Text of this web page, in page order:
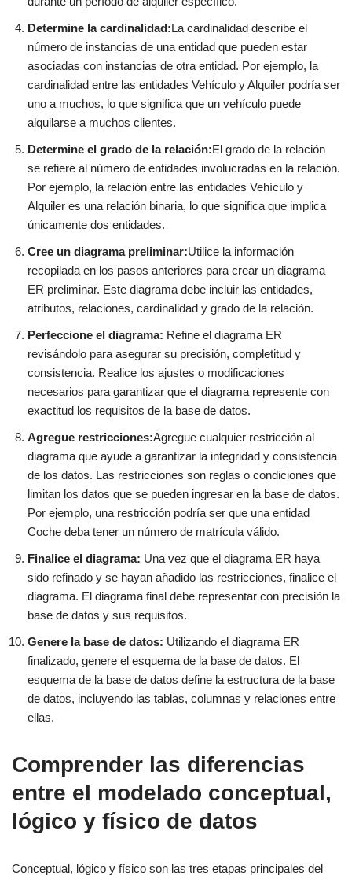
Determine la cardinalidad:La cardinalidad describe el
número de instancias de una entidad que pueden estar
asociadas con instancias de otra entidad. Por ejemplo, la
cardinalidad entre las entidades Vehículo y Alquiler podría ser
uno a muchos, lo que significa que un vehículo puede
alquilarse a muchos clientes.
Determine el grado de la relación:El grado de la relación
se refiere al número de entidades involucradas en la relación.
Por ejemplo, la relación entre las entidades Vehículo y
Alquiler es una relación binaria, lo que significa que implica
únicamente dos entidades.
Cree un diagrama preliminar:Utilice la información
recopilada en los pasos anteriores para crear un diagrama
ER preliminar. Este diagrama debe incluir las entidades,
atributos, relaciones, cardinalidad y grado de la relación.
Perfeccione el diagrama: Refine el diagrama ER
revisándolo para asegurar su precisión, completitud y
consistencia. Realice los ajustes o modificaciones
necesarios para garantizar que el diagrama represente con
exactitud los requisitos de la base de datos.
Agregue restricciones:Agregue cualquier restricción al
diagrama que ayude a garantizar la integridad y consistencia
de los datos. Las restricciones son reglas o condiciones que
limitan los datos que se pueden ingresar en la base de datos.
Por ejemplo, una restricción podría ser que una entidad
Coche deba tener un número de matrícula válido.
Finalice el diagrama: Una vez que el diagrama ER haya
sido refinado y se hayan añadido las restricciones, finalice el
diagrama. El diagrama final debe representar con precisión la
base de datos y sus requisitos.
Genere la base de datos: Utilizando el diagrama ER
finalizado, genere el esquema de la base de datos. El
esquema de la base de datos define la estructura de la base
de datos, incluyendo las tablas, columnas y relaciones entre
ellas.
Comprender las diferencias
entre el modelado conceptual,
lógico y físico de datos
Conceptual, lógico y físico son las tres etapas principales del